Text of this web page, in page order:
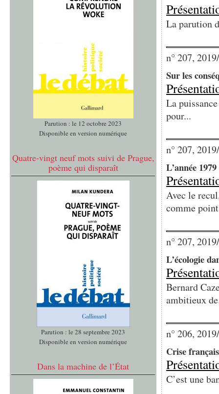
Parution : le 12 octobre 2023
Disponible en version numérique
Quatre-vingt neuf mots suivi de Prague,
poème qui disparaît
Parution : le 28 septembre 2023
Disponible en version numérique
Dans la machine de l’État
La parution
n° 207,
Sur les
La
pour...
n° 207,
L’année
Avec le
comme
n° 207,
L’écologie
Bernard
ambitieux
n° 206,
Crise
C’est une